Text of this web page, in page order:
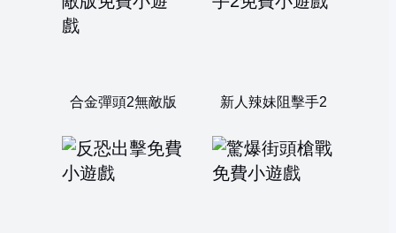
合金彈頭2無敵版 新人辣妹阻擊手2